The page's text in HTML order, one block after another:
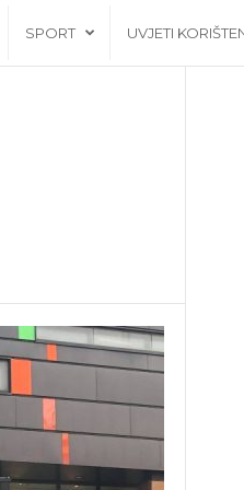
SPORT UVJETI